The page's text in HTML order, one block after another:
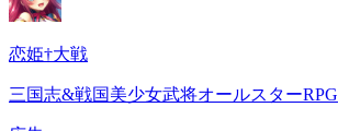
恋姫†大戦
三国志&戦国美少女武将オールスターRPG